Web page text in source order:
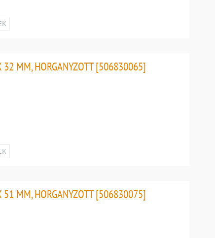
MM, HORGANYZOTT [506830065]
MM, HORGANYZOTT [506830075]